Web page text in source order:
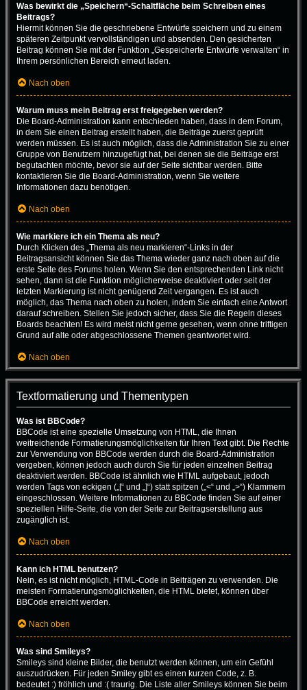
Was bewirkt die „Speichern“-Schaltfläche beim Schreiben eines
Beitrags?
Hiermit können Sie die geschriebene Entwürfe speichern und zu einem
späteren Zeitpunkt vervollständigen und absenden. Den gesicherten
Beitrag können Sie mit der Funktion „Gespeicherte Entwürfe verwalten“ in
Ihrem persönlichen Bereich erneut laden.
Nach oben
Warum muss mein Beitrag erst freigegeben werden?
Die Board-Administration kann entschieden haben, dass in dem Forum,
in dem Sie einen Beitrag erstellt haben, die Beiträge zuerst geprüft
werden müssen. Es ist auch möglich, dass die Administration Sie zu einer
Gruppe von Benutzern hinzugefügt hat, bei denen sie die Beiträge erst
begutachten möchte, bevor sie auf der Seite sichtbar werden. Bitte
kontaktieren Sie die Board-Administration, wenn Sie weitere
Informationen dazu benötigen.
Nach oben
Wie markiere ich ein Thema als neu?
Durch Klicken des „Thema als neu markieren“-Links in der
Beitragsansicht können Sie das Thema wieder ganz nach oben auf die
erste Seite des Forums holen. Wenn Sie den entsprechenden Link nicht
sehen, dann ist die Funktion möglicherweise deaktiviert oder seit der
letzten Markierung ist nicht genügend Zeit vergangen. Es ist auch
möglich, das Thema nach oben zu holen, indem Sie einfach eine Antwort
darauf schreiben. Stellen Sie jedoch sicher, dass Sie die Regeln dieses
Boards beachten! Es wird meist nicht gerne gesehen, wenn ohne triftigen
Grund auf alte oder abgeschlossene Themen geantwortet wird.
Nach oben
Textformatierung und Thementypen
Was ist BBCode?
BBCode ist eine spezielle Umsetzung von HTML, die Ihnen
weitreichende Formatierungsmöglichkeiten für Ihren Text gibt. Die Rechte
zur Verwendung von BBCode werden durch die Board-Administration
vergeben, können jedoch auch durch Sie für jeden einzelnen Beitrag
deaktiviert werden. BBCode ist ähnlich wie HTML aufgebaut, jedoch
werden Tags von eckigen („[“ und „]“) statt spitzen („<“ und „>“) Klammern
eingeschlossen. Weitere Informationen zu BBCode finden Sie auf einer
speziellen Hilfe-Seite, die von der Seite zur Beitragserstellung aus
zugänglich ist.
Nach oben
Kann ich HTML benutzen?
Nein, es ist nicht möglich, HTML-Code in Beiträgen zu verwenden. Die
meisten Formatierungsmöglichkeiten, die HTML bietet, können über
BBCode erreicht werden.
Nach oben
Was sind Smileys?
Smileys sind kleine Bilder, die benutzt werden können, um ein Gefühl
auszudrücken. Für jeden Smiley gibt es einen kurzen Code, z. B.
bedeutet :) fröhlich und :( traurig. Die Liste aller Smileys können Sie beim